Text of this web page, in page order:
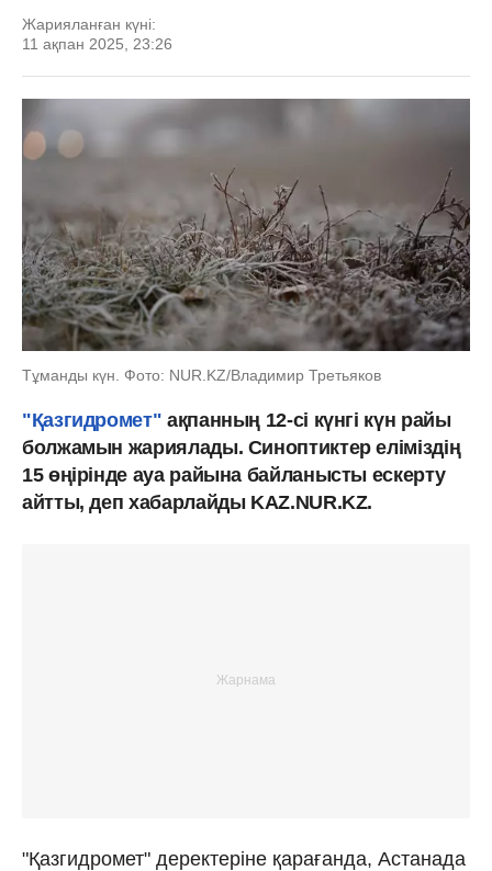
Жарияланған күні:
11 ақпан 2025, 23:26
Тұманды күн. Фото: NUR.KZ/Владимир Третьяков
"Қазгидромет" ақпанның 12-сі күнгі күн райы
болжамын жариялады. Синоптиктер еліміздің
15 өңірінде ауа райына байланысты ескерту
айтты, деп хабарлайды KAZ.NUR.KZ.
"Қазгидромет" деректеріне қарағанда, Астанада